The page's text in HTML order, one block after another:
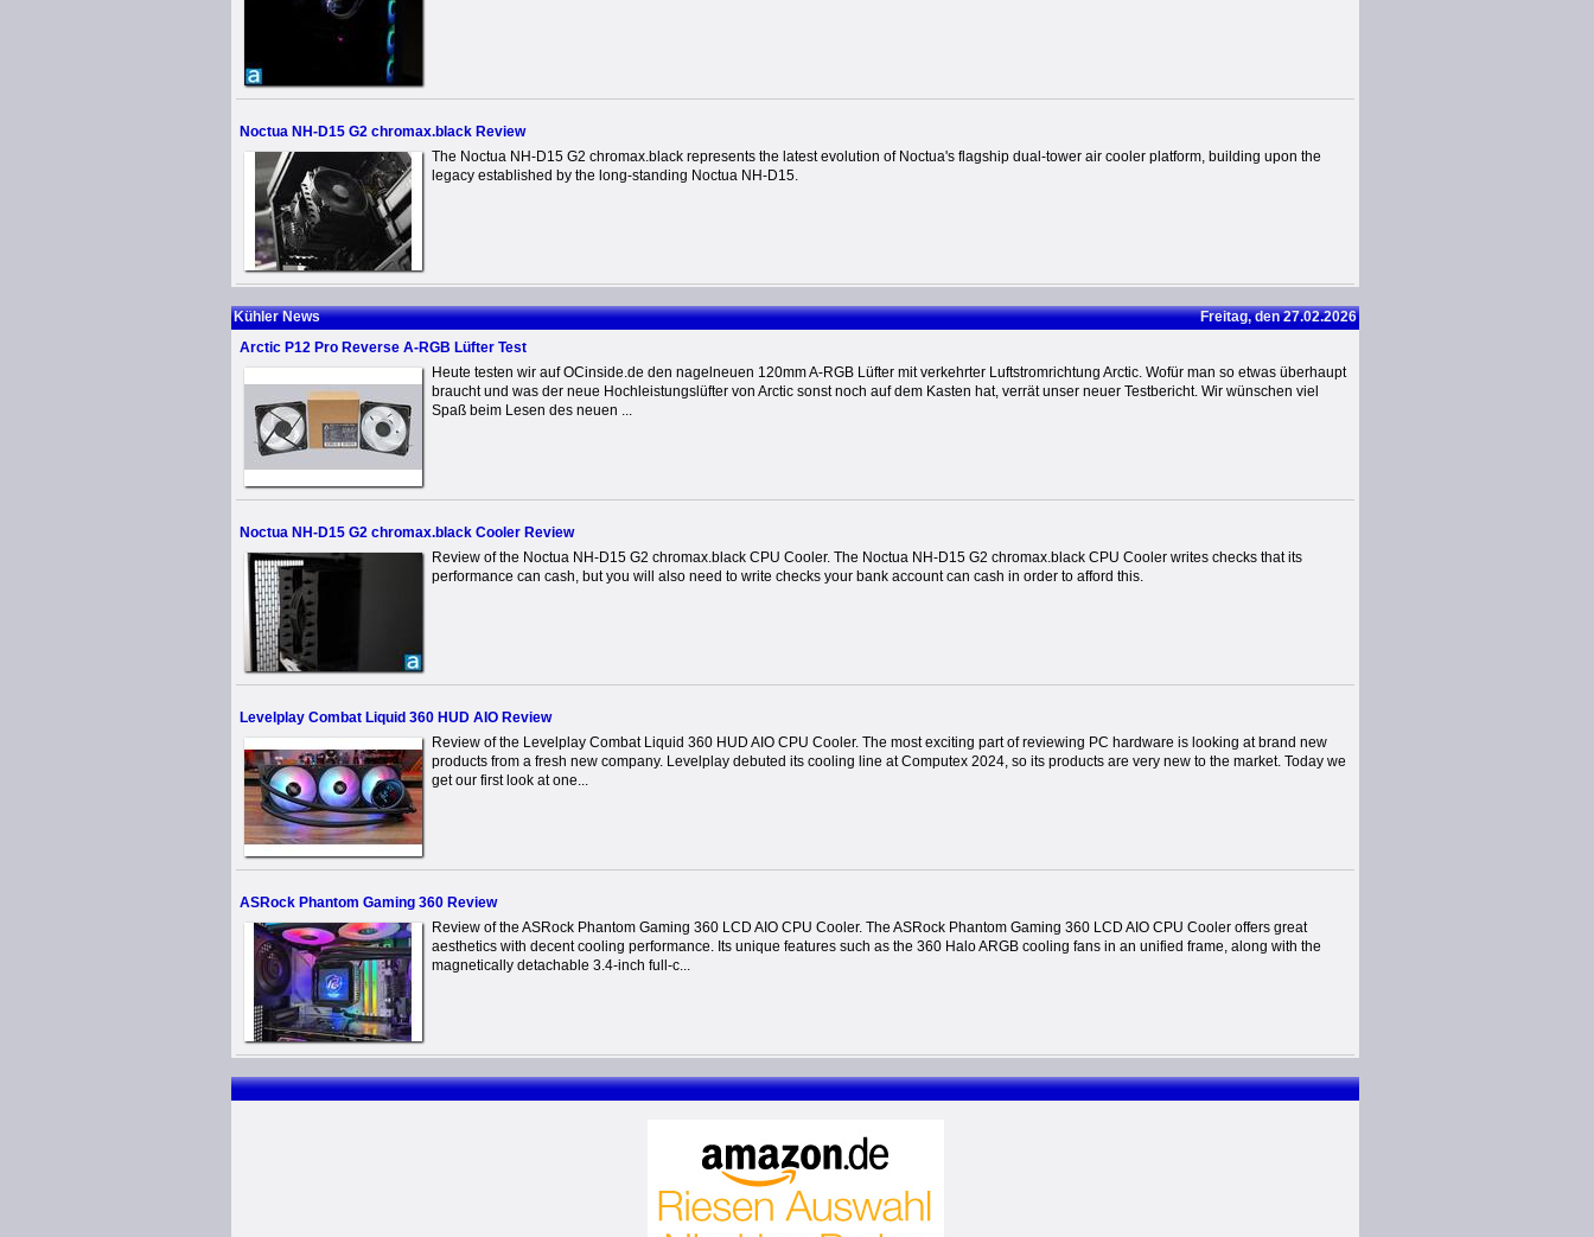
Noctua NH-D15 G2 chromax.black Review
The Noctua NH-D15 G2 chromax.black represents the latest evolution of Noctua's flagship dual-tower air cooler platform, building upon the
legacy established by the long-standing Noctua NH-D15.
Kühler News
Freitag, den 27.02.2026
Arctic P12 Pro Reverse A-RGB Lüfter Test
Heute testen wir auf OCinside.de den nagelneuen 120mm A-RGB Lüfter mit verkehrter Luftstromrichtung Arctic. Wofür man so etwas überhaupt
braucht und was der neue Hochleistungslüfter von Arctic sonst noch auf dem Kasten hat, verrät unser neuer Testbericht. Wir wünschen viel
Spaß beim Lesen des neuen ...
Noctua NH-D15 G2 chromax.black Cooler Review
Review of the Noctua NH-D15 G2 chromax.black CPU Cooler. The Noctua NH-D15 G2 chromax.black CPU Cooler writes checks that its
performance can cash, but you will also need to write checks your bank account can cash in order to afford this.
Levelplay Combat Liquid 360 HUD AIO Review
Review of the Levelplay Combat Liquid 360 HUD AIO CPU Cooler. The most exciting part of reviewing PC hardware is looking at brand new
products from a fresh new company. Levelplay debuted its cooling line at Computex 2024, so its products are very new to the market. Today we
get our first look at one...
ASRock Phantom Gaming 360 Review
Review of the ASRock Phantom Gaming 360 LCD AIO CPU Cooler. The ASRock Phantom Gaming 360 LCD AIO CPU Cooler offers great
aesthetics with decent cooling performance. Its unique features such as the 360 Halo ARGB cooling fans in an unified frame, along with the
magnetically detachable 3.4-inch full-c...